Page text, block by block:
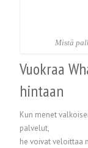
Mistä
Vuokraa
hintaan
Kun menet
palvelut,
he voivat veloittaa